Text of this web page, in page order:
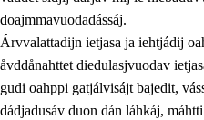
Prinsihpa oahppama,
2.1 Sosiála oahppam ja
2.2 Máhtudahka fágáj hárráj
doajmmavuodadássáj.
Árvvalattadijn ietjasa ja iehtjádij
åvddånahttet diedulasjvuodav
gudi oahppi gatjálvisájt bajedit,
dádjadusáv duon dán láhkáj,